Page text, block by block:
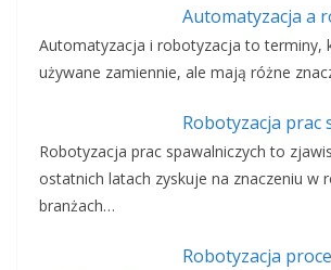
Automatyzacja a
Automatyzacja i robotyzacja to terminy,
używane zamiennie, ale mają różne
Robotyzacja prac
Robotyzacja prac spawalniczych to
ostatnich latach zyskuje na znaczeniu w
branżach…
Robotyzacja